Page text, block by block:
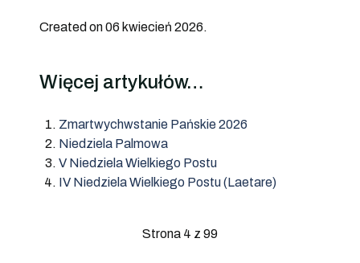
Created on 06 kwiecień 2026.
Więcej artykułów…
Zmartwychwstanie Pańskie 2026
Niedziela Palmowa
V Niedziela Wielkiego Postu
IV Niedziela Wielkiego Postu (Laetare)
Strona 4 z 99